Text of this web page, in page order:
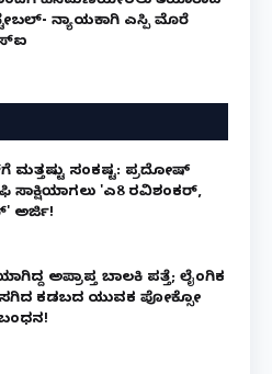
ನ್ಯಾಯಕ್ಕಾಗಿ ಎಸ್ಪಿ ಮೊರೆ
ಮತ್ತಷ್ಟು ಸಂಕಷ್ಟ: ಪ್ರದೋಷ್
ಸಾಕ್ಷಿಯಾಗಲು 'ಎ8 ರವಿಶಂಕರ್,
ಅರ್ಜಿ!
ಅಪ್ರಾಪ್ತ ಬಾಲಕಿ ಪತ್ತೆ; ಲೈಂಗಿಕ
ಕಡಬದ ಯುವಕ ಪೋಕ್ಸೋ